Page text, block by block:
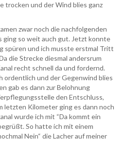
trocken und der Wind blies ganz
zwar noch die nachfolgenden
ging so weit auch gut. Jetzt konnte
spüren und ich musste erstmal Tritt
die Strecke diesmal andersrum
recht schnell da und fordernd.
ordentlich und der Gegenwind blies
gab es dann zur Belohnung
den Entschluss,
letzten Kilometer ging es dann noch
wurde ich mit “Da kommt ein
So hatte ich mit einem
Nein“ die Lacher auf meiner